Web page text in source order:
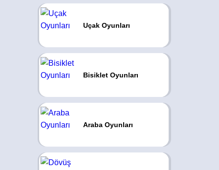
Uçak Oyunları
Bisiklet Oyunları
Araba Oyunları